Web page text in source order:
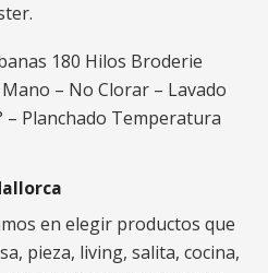
180 Hilos Broderie
– No Clorar – Lavado
Planchado Temperatura
en elegir productos que
pieza, living, salita, cocina,